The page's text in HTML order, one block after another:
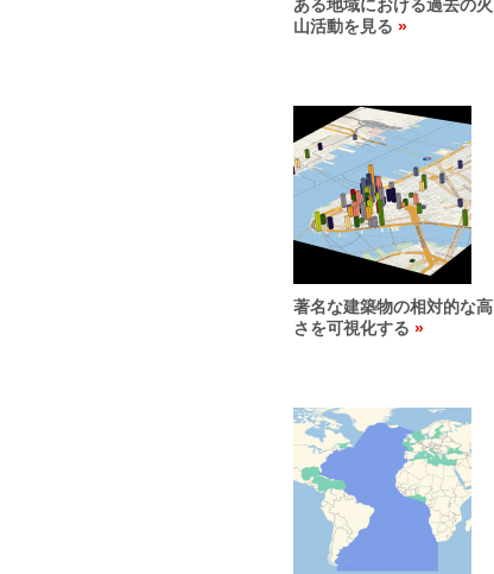
ある地域における過去の火
山活動を見る
著名な建築物の相対的な高
さを可視化する